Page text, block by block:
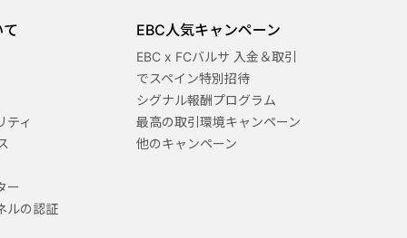
ティ
ー
ルの認証
EBC人気キャンペーン
EBC x FCバルサ 入金＆取引
でスペイン特別招待
シグナル報酬プログラム
最高の取引環境キャンペーン
他のキャンペーン